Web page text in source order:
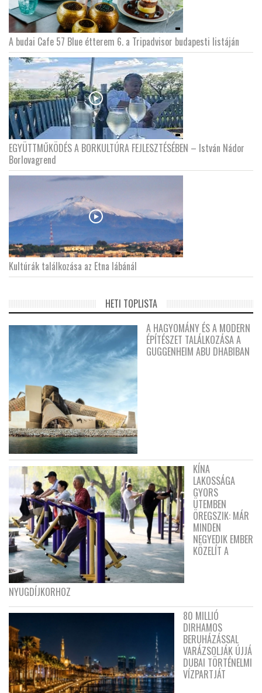
A budai Cafe 57 Blue étterem 6. a Tripadvisor budapesti listáján
EGYÜTTMŰKÖDÉS A BORKULTÚRA FEJLESZTÉSÉBEN – István Nádor
Borlovagrend
Kultúrák találkozása az Etna lábánál
HETI TOPLISTA
A HAGYOMÁNY ÉS A MODERN
ÉPÍTÉSZET TALÁLKOZÁSA A
GUGGENHEIM ABU DHABIBAN
KÍNA
LAKOSSÁGA
GYORS
ÜTEMBEN
ÖREGSZIK: MÁR
MINDEN
NEGYEDIK EMBER
KÖZELÍT A
NYUGDÍJKORHOZ
80 MILLIÓ
DIRHAMOS
BERUHÁZÁSSAL
VARÁZSOLJÁK ÚJJÁ
DUBAI TÖRTÉNELMI
VÍZPARTJÁT